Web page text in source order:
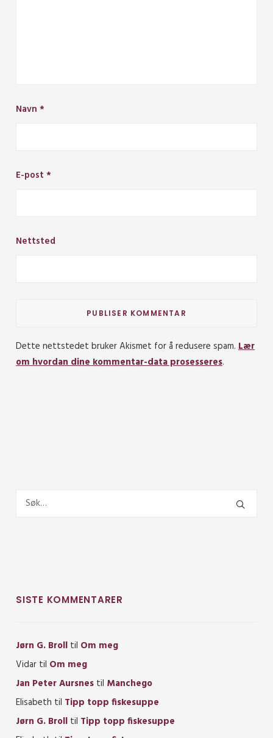
Navn *
E-post *
Nettsted
Dette nettstedet bruker Akismet for å redusere spam. Lær
om hvordan dine kommentar-data prosesseres.
SISTE KOMMENTARER
Jørn G. Broll til Om meg
Vidar til Om meg
Jan Peter Aursnes til Manchego
Elisabeth til Tipp topp fiskesuppe
Jørn G. Broll til Tipp topp fiskesuppe